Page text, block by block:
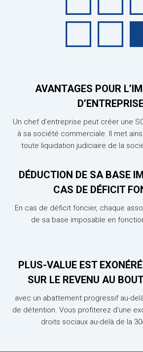
AVANTAGES POUR
Un chef d’entreprise peut créer une
à sa société commerciale. Il met
toute liquidation judiciaire de la
DÉDUCTION DE SA BASE
CAS DE DÉFICIT
En cas de déficit foncier, chaque
de sa base imposable en
PLUS-VALUE EST
SUR LE REVENU AU
avec un abattement progressif au-
de détention. Vous profiterez d’une
droits sociaux au-delà de la